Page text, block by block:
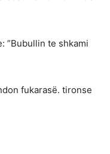
”Bubullin te shkami
fukarasë. tironse